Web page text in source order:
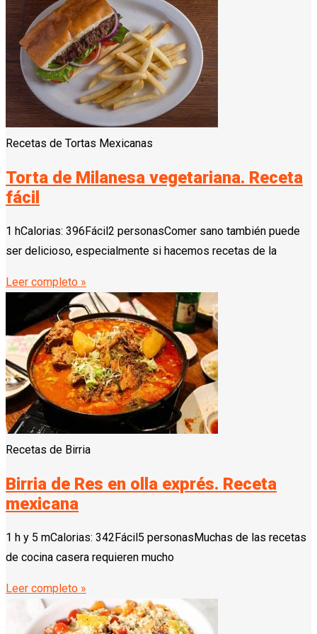
Recetas de Tortas Mexicanas
Torta de Milanesa vegetariana. Receta
fácil
1 hCalorias: 396Fácil2 personasComer sano también puede
ser delicioso, especialmente si hacemos recetas de la
Leer completo »
Recetas de Birria
Birria de Res en olla exprés. Receta
mexicana
1 h y 5 mCalorias: 342Fácil5 personasMuchas de las recetas
de cocina casera requieren mucho
Leer completo »